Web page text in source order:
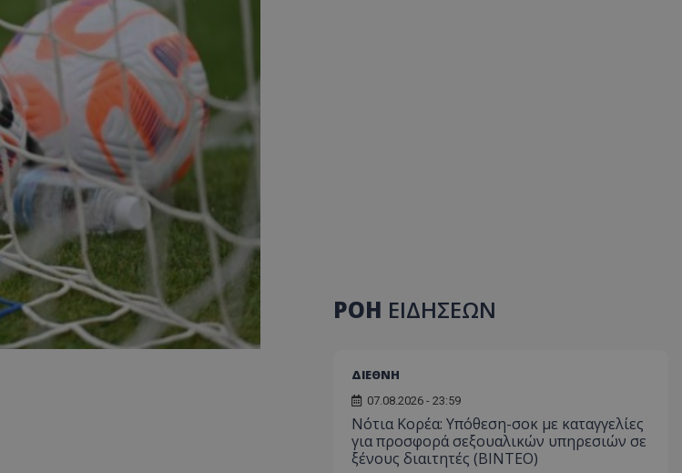
ΡΟΗ ΕΙΔΗΣΕΩΝ
ΔΙΕΘΝΗ
07.08.2026 - 23:59
Νότια Κορέα: Υπόθεση-σοκ με καταγγελίες
για προσφορά σεξουαλικών υπηρεσιών σε
ξένους διαιτητές (BINTEO)